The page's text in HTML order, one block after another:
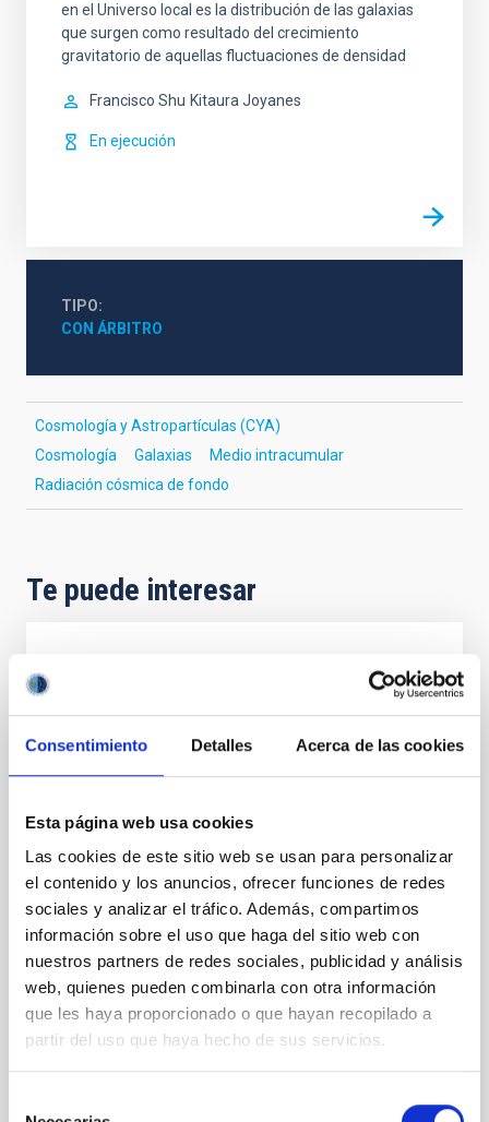
Consentimiento Detalles Acerca de las cookies
Esta página web usa cookies
Las cookies de este sitio web se usan para personalizar
el contenido y los anuncios, ofrecer funciones de redes
sociales y analizar el tráfico. Además, compartimos
información sobre el uso que haga del sitio web con
nuestros partners de redes sociales, publicidad y análisis
web, quienes pueden combinarla con otra información
que les haya proporcionado o que hayan recopilado a
partir del uso que haya hecho de sus servicios.
en el Universo local es la distribución de las galaxias
que surgen como resultado del crecimiento
gravitatorio de aquellas fluctuaciones de densidad
Francisco Shu Kitaura Joyanes
En ejecución
TIPO
CON ÁRBITRO
Cosmología y Astropartículas (CYA)
Cosmología
Galaxias
Medio intracumular
Radiación cósmica de fondo
Te puede interesar
Precise mass and radius determination for
two new and one known Neptune-sized
planets around G dwarf hosts
the discovery and characterization of three
regime, spanning key regions of the exo-Neptunian
landscape. TOI-1472 c and TOI-1648 b are newly
discovered sub-Neptunes, while TOI-1472 b is a
previously known super-Neptune for which we
provide an improved
Carleo, Ilaria et al.
Fecha de publicación: 7 2026